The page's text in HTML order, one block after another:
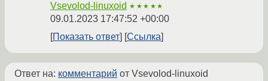
Vsevolod-linuxoid ★★★★★
09.01.2023 17:47:52 +00:00
Показать ответ
Ссылка
Ответ на: комментарий от Vsevolod-linuxoid